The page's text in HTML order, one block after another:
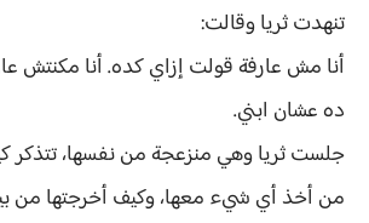
تنهدت ثريا وقالت:
أنا مش عارفة قولت إزاي كده. أنا مكنتش
ده عشان ابني.
جلست ثريا وهي منزعجة من نفسها،
من أخذ أي شيء معها، وكيف أخرجتها من